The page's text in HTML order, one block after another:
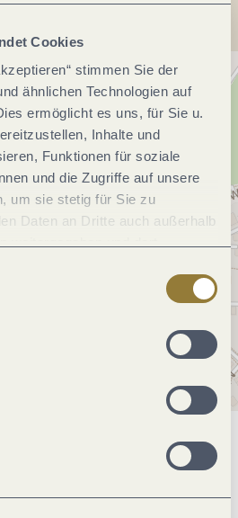
Cookies
stimmen Sie der
ähnlichen Technologien auf
ermöglicht es uns, für Sie u.
Inhalte und
Funktionen für soziale
und die Zugriffe auf unsere
um sie stetig für Sie zu
Daten an Dritte auch außerhalb
Mit der Auswahl "Alle
in der Nutzung
Informationen